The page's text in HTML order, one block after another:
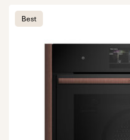
Best